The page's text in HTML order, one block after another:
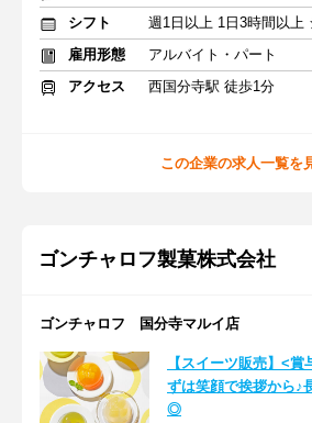
シフト
雇用形態
アルバイト・パート
アクセス
西国分寺駅 徒歩1分
この企業の求人一覧を
ゴンチャロフ製菓株式会社
ゴンチャロフ 国分寺マルイ店
【スイーツ販売】<
ずは笑顔で挨拶から♪
◎